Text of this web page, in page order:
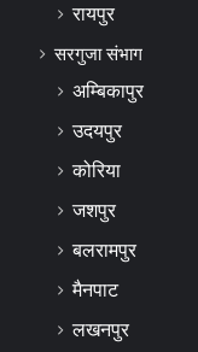
रायपुर
सरगुजा संभाग
अम्बिकापुर
उदयपुर
कोरिया
जशपुर
बलरामपुर
मैनपाट
लखनपुर